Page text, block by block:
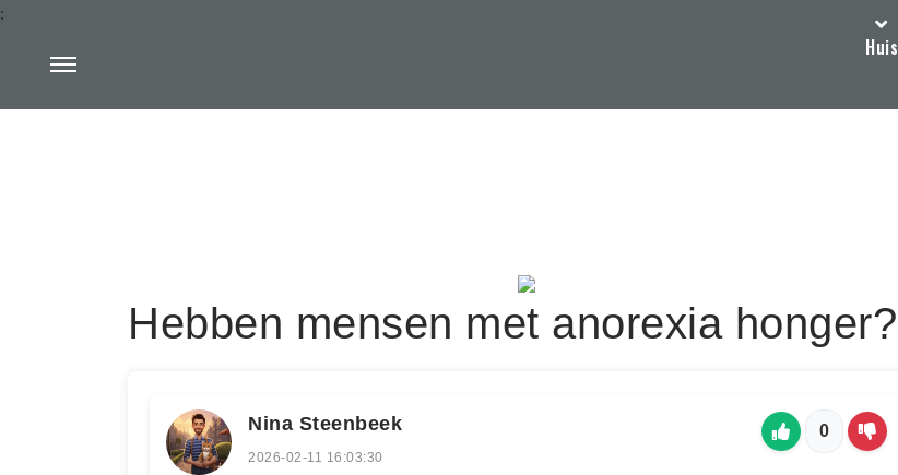
Huis
:
Hebben mensen met anorexia honger?
Nina Steenbeek
2026-02-11 16:03:30
0